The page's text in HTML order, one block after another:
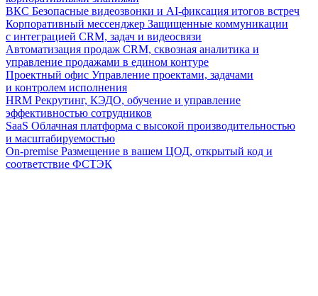
ВКС Безопасные видеозвонки и AI-фиксация итогов встреч
Корпоративный мессенджер Защищенные коммуникации
с интеграцией CRM, задач и видеосвязи
Автоматизация продаж CRM, сквозная аналитика и
управление продажами в едином контуре
Проектный офис Управление проектами, задачами
и контролем исполнения
HRM Рекрутинг, КЭДО, обучение и управление
эффективностью сотрудников
SaaS Облачная платформа с высокой производительностью
и масштабируемостью
On-premise Размещение в вашем ЦОД, открытый код и
соответствие ФСТЭК